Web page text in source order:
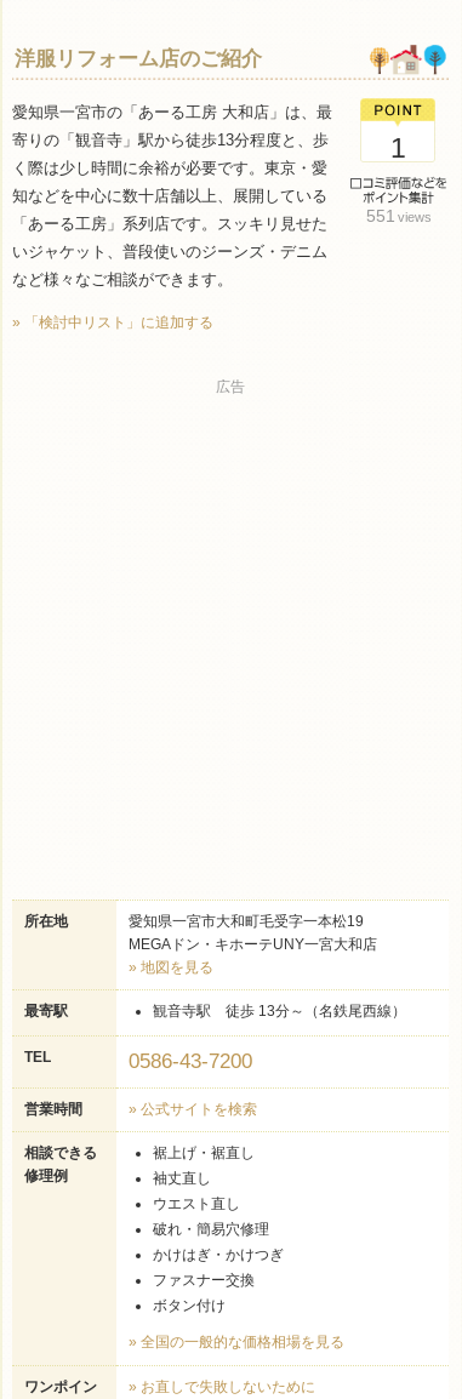
洋服リフォーム店のご紹介
愛知県一宮市の「あーる工房 大和店」は、最
寄りの「観音寺」駅から徒歩13分程度と、歩
く際は少し時間に余裕が必要です。東京・愛
知などを中心に数十店舗以上、展開している
「あーる工房」系列店です。スッキリ見せた
いジャケット、普段使いのジーンズ・デニム
など様々なご相談ができます。
» 「検討中リスト」に追加する
1
551 views
所在地
愛知県一宮市大和町毛受字一本松19
MEGAドン・キホーテUNY一宮大和店
» 地図を見る
最寄駅 観音寺駅 徒歩 13分～（名鉄尾西線）
TEL 0586-43-7200
営業時間 » 公式サイトを検索
相談できる
修理例
裾上げ・裾直し
袖丈直し
ウエスト直し
破れ・簡易穴修理
かけはぎ・かけつぎ
ファスナー交換
ボタン付け
» 全国の一般的な価格相場を見る
ワンポイン
» お直しで失敗しないために